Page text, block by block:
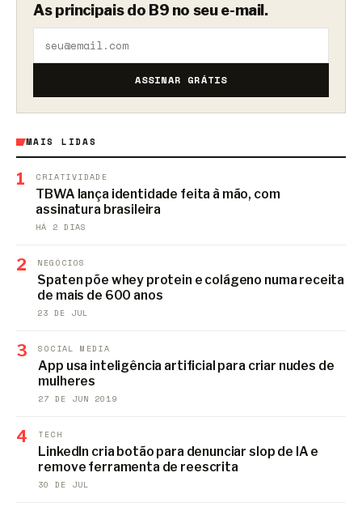
As principais do B9 no seu e-mail.
ASSINAR GRÁTIS
MAIS LIDAS
1 CRIATIVIDADE
TBWA lança identidade feita à mão, com
assinatura brasileira
HÁ 2 DIAS
2 NEGÓCIOS
Spaten põe whey protein e colágeno numa receita
de mais de 600 anos
23 DE JUL
3 SOCIAL MEDIA
App usa inteligência artificial para criar nudes de
mulheres
27 DE JUN 2019
4 TECH
LinkedIn cria botão para denunciar slop de IA e
remove ferramenta de reescrita
30 DE JUL